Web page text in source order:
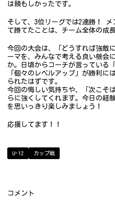
は頼もしかったです。
そして、3位リーグでは2連勝！
て勝てたことは、チーム全体の成
今回の大会は、「どうすれば強敵
ーマを、みんなで考える良い機会
か。日頃からコーチが言っている
「個々のレベルアップ」が勝利に
られたはずです。
今回の悔しい気持ちや、「次こそ
らに強くしてくれます。今日の経
を思いっきり楽しみましょう！
応援してます！！
U-12 カップ戦
コメント